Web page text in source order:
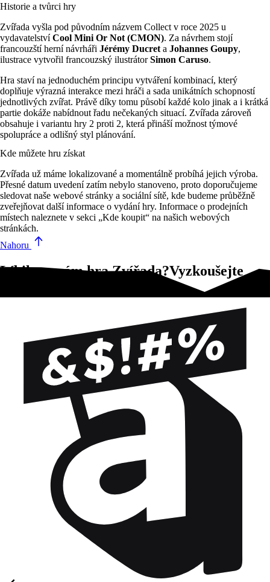
Historie a tvůrci hry
Zvířada vyšla pod původním názvem Collect v roce 2025 u
vydavatelstvíCool Mini Or Not (CMON). Za návrhem stojí
francouzští herní návrháři Jérémy Ducret a Johannes Goupy,
ilustrace vytvořil francouzský ilustrátorSimon Caruso.
Hra staví na jednoduchém principu vytváření kombinací, který
doplňuje výrazná interakce mezi hráči a sada unikátních schopností
jednotlivých zvířat. Právě díky tomu působí každé kolo jinak a i krátká
partie dokáže nabídnout řadu nečekaných situací. Zvířada zároveň
obsahuje i variantu hry 2 proti 2, která přináší možnost týmové
spolupráce a odlišný styl plánování.
Kde můžete hru získat
Zvířada už máme lokalizované a momentálně probíhá jejich výroba.
Přesné datum uvedení zatím nebylo stanoveno, proto doporučujeme
sledovat naše webové stránky a sociální sítě, kde budeme průběžně
zveřejňovat další informace o vydání hry. Informace o prodejních
místech naleznete v sekci „Kde koupit“ na našich webových
stránkách.
Nahoru
Líbila se vám hra Zvířada?Vyzkoušejte